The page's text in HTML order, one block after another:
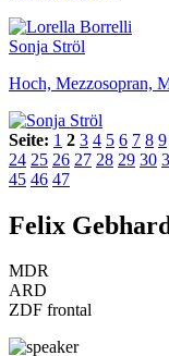
Sonja Ströl
Hoch, Mezzosopran,
Seite: 1 2 3 4 5 6 7 8 9
24 25 26 27 28 29 30
45 46 47
Felix
MDR
ARD
ZDF frontal